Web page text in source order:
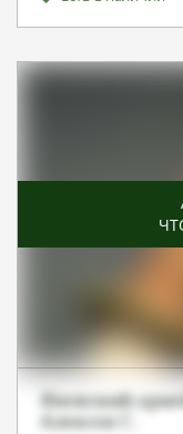
Японский
Алексея С.